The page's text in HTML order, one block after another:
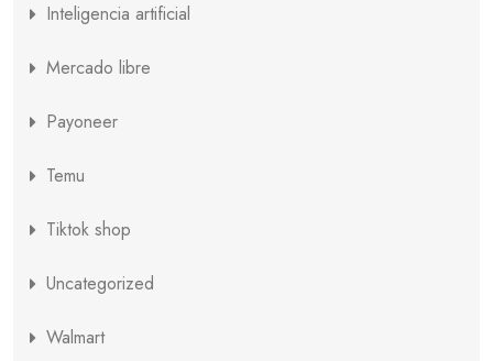
Inteligencia artificial
Mercado libre
Payoneer
Temu
Tiktok shop
Uncategorized
Walmart